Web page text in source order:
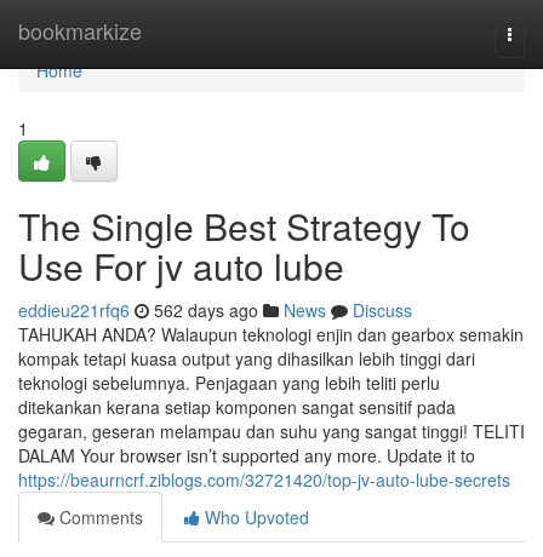
bookmarkize
Home
Home
1
The Single Best Strategy To
Use For jv auto lube
eddieu221rfq6 562 days ago News
Discuss
TAHUKAH ANDA? Walaupun teknologi enjin dan gearbox semakin
kompak tetapi kuasa output yang dihasilkan lebih tinggi dari
teknologi sebelumnya. Penjagaan yang lebih teliti perlu
ditekankan kerana setiap komponen sangat sensitif pada
gegaran, geseran melampau dan suhu yang sangat tinggi! TELITI
DALAM Your browser isn’t supported any more. Update it to
https://beaurncrf.ziblogs.com/32721420/top-jv-auto-lube-secrets
Comments
Who Upvoted